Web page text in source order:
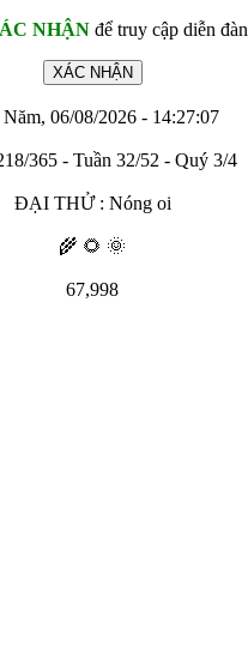
NHẬNđể truy cập diễn đàn
06/08/2026 - 14:27:07
365 - Tuần 32/52 - Quý 3/4
ĐẠI THỬ : Nóng oi
🌾 🌻 🌞
67,998